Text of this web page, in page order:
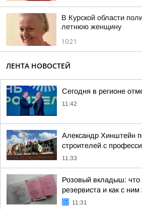
В Курской области
летнюю женщину
10:21
ЛЕНТА НОВОСТЕЙ
Сегодня в регионе
11:42
Александр Хинштейн
строителей с
11:33
Розовый вкладыш: что
резервиста и как с ним
11:31